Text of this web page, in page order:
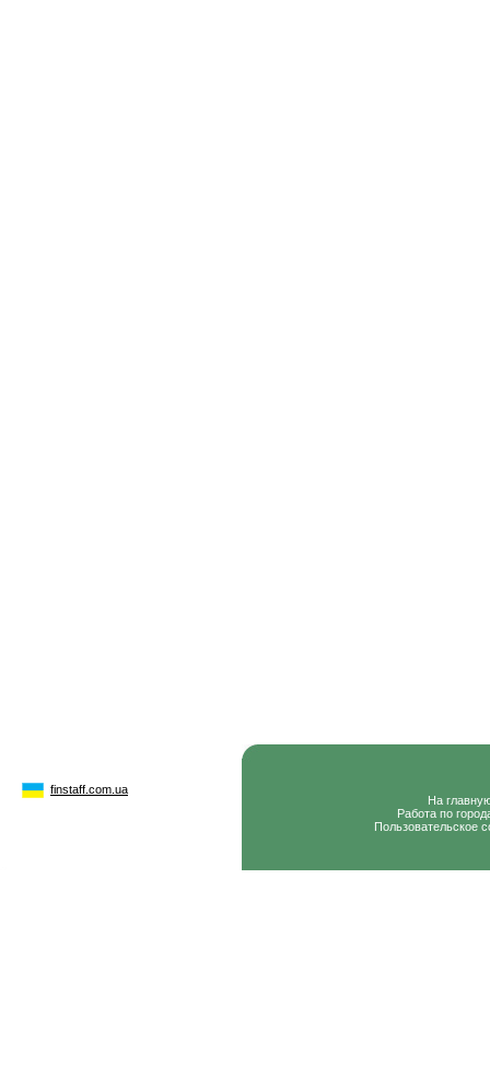
finstaff.com.ua
На
Работа по
Пользовательское